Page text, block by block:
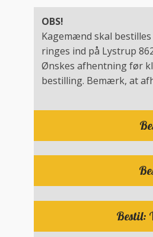
OBS!
Kagemænd skal
ringes ind på Lystrup
​Ønskes afhentning før
bestilling. Bemærk, at
Bestil: